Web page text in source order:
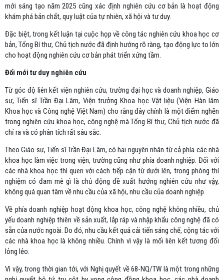
mới sáng tạo năm 2025 cũng xác định nghiên cứu cơ bản là hoạt động
khám phá bản chất, quy luật của tự nhiên, xã hội và tư duy.
Đặc biệt, trong kết luận tại cuộc họp về công tác nghiên cứu khoa học cơ
bản, Tổng Bí thư, Chủ tịch nước đã định hướng rõ ràng, tạo động lực to lớn
cho hoạt động nghiên cứu cơ bản phát triển xứng tầm.
Đổi mới tư duy nghiên cứu
Từ góc độ liên kết viện nghiên cứu, trường đại học và doanh nghiệp, Giáo
sư, Tiến sĩ Trần Đại Lâm, Viện trưởng Khoa học Vật liệu (Viện Hàn lâm
Khoa học và Công nghệ Việt Nam) cho rằng đây chính là một điểm nghẽn
trong nghiên cứu khoa học, công nghệ mà Tổng Bí thư, Chủ tịch nước đã
chỉ ra và có phân tích rất sâu sắc.
Theo Giáo sư, Tiến sĩ Trần Đại Lâm, có hai nguyên nhân từ cả phía các nhà
khoa học làm việc trong viện, trường cũng như phía doanh nghiệp. Đối với
các nhà khoa học thì quen với cách tiếp cận từ dưới lên, trong phòng thí
nghiệm có đam mê gì là chủ động đề xuất hướng nghiên cứu như vậy,
không quá quan tâm về nhu cầu của xã hội, nhu cầu của doanh nghiệp.
Về phía doanh nghiệp hoạt động khoa học, công nghệ không nhiều, chủ
yếu doanh nghiệp thiên về sản xuất, lắp ráp và nhập khẩu công nghệ đã có
sẵn của nước ngoài. Do đó, nhu cầu kết quả cải tiến sáng chế, cộng tác với
các nhà khoa học là không nhiều. Chính vì vậy là mối liên kết tương đối
lỏng lẻo.
Vì vậy, trong thời gian tới, với Nghị quyết về 68-NQ/TW là một trong những